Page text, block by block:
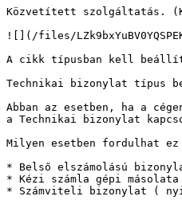
Közvetített szolgáltatás.
![](/files/
A cikk típusban kell
Technikai bizonylat típus
Abban az esetben, ha a
a Technikai bizonylat
Milyen esetben fordulhat ez
* Belső elszámolású
* Kézi számla gépi másolata
* Számviteli bizonylat (